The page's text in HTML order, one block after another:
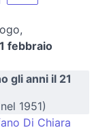
febbraio
gli anni il 21
1951)
Di Chiara